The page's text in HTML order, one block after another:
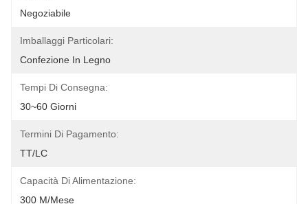
Negoziabile
Imballaggi Particolari:
Confezione In Legno
Tempi Di Consegna:
30~60 Giorni
Termini Di Pagamento:
TT/LC
Capacità Di Alimentazione:
300 M/mese